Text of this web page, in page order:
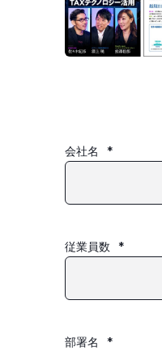
会社名 *
従業員数 *
部署名 *